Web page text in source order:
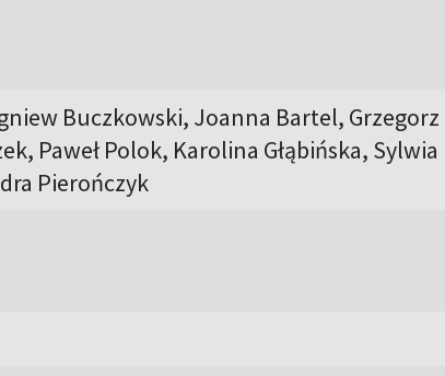
Buczkowski, Joanna Bartel, Grzegorz
Paweł Polok, Karolina Głąbińska, Sylwia
Pierończyk